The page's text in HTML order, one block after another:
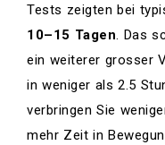
Tests zeigten bei
10–15 Tagen. Das
ein weiterer grosser
in weniger als 2.5
verbringen Sie
mehr Zeit in